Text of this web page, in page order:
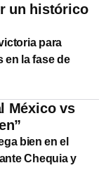
un histórico
para
en la fase de
México vs
bien en el
Chequia y